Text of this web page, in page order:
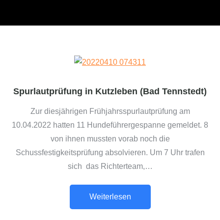
Spurlautprüfung in Kutzleben (Bad Tennstedt)
Zur diesjährigen Frühjahrsspurlautprüfung am
10.04.2022 hatten 11 Hundeführergespanne gemeldet. 8
von ihnen mussten vorab noch die
Schussfestigkeitsprüfung absolvieren. Um 7 Uhr trafen
sich das Richterteam,…
Weiterlesen